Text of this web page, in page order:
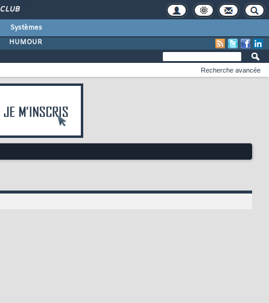
CLUB
Systèmes
HUMOUR
Recherche avancée